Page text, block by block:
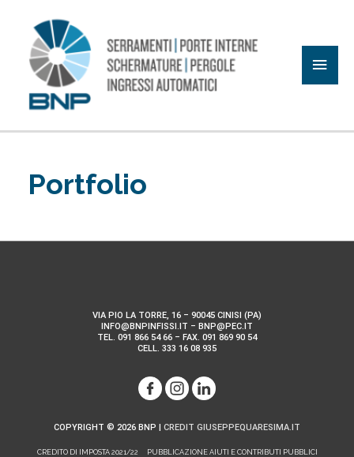
contenuto
Portfolio
VIA PIO LA TORRE, 16 – 90045 CINISI (PA)
INFO@BNPINFISSI.IT – BNP@PEC.IT
TEL. 091 866 54 66 – FAX. 091 869 90 54
CELL. 333 16 08 935
COPYRIGHT © 2026 BNP CREDIT GIUSEPPEQUARESIMA.IT
CREDITO DI IMPOSTA 2021/22
PUBBLICAZIONE AIUTI E CONTRIBUTI PUBBLICI